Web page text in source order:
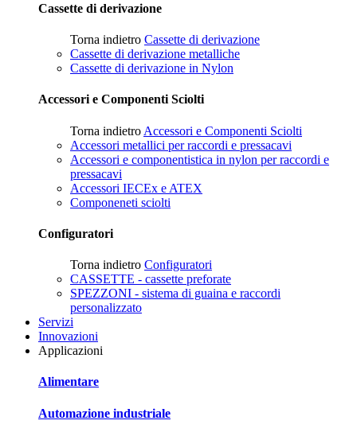
Cassette di derivazione
Torna indietro Cassette di derivazione
Cassette di derivazione metalliche
Cassette di derivazione in Nylon
Accessori e Componenti Sciolti
Torna indietro Accessori e Componenti Sciolti
Accessori metallici per raccordi e pressacavi
Accessori e componentistica in nylon per raccordi e
pressacavi
Accessori IECEx e ATEX
Componeneti sciolti
Configuratori
Torna indietro Configuratori
CASSETTE - cassette preforate
SPEZZONI - sistema di guaina e raccordi
personalizzato
Servizi
Innovazioni
Applicazioni
Alimentare
Automazione industriale